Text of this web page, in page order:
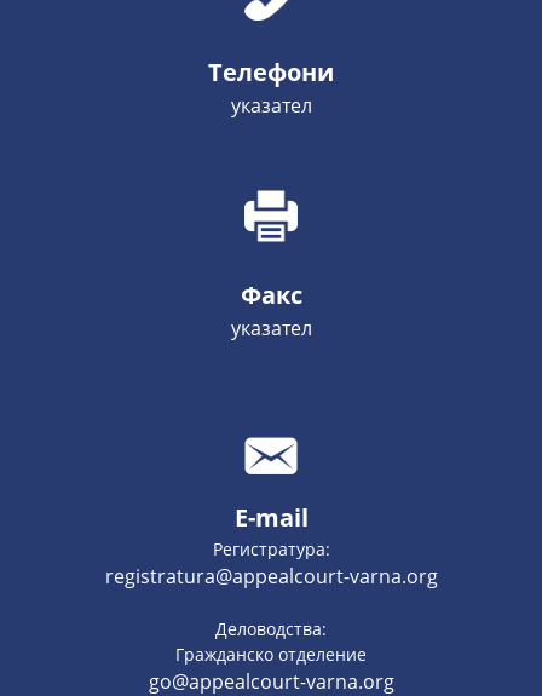
Телефони
указател
Факс
указател
E-mail
Регистратура:
registratura@appealcourt-varna.org
Деловодства:
Гражданско отделение
go@appealcourt-varna.org